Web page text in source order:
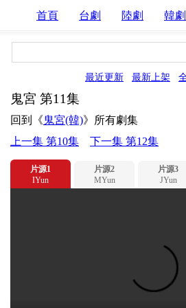
首頁 台劇 陸劇 韓劇
最近更新 最新上架
鬼宮 第11集
回到《鬼宮(韓)》所有劇集
上一集 第10集
下一集 第12集
片源1
IYun
片源2
MYun
片源3
JYun